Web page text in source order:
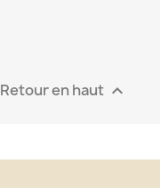
Retour en haut 